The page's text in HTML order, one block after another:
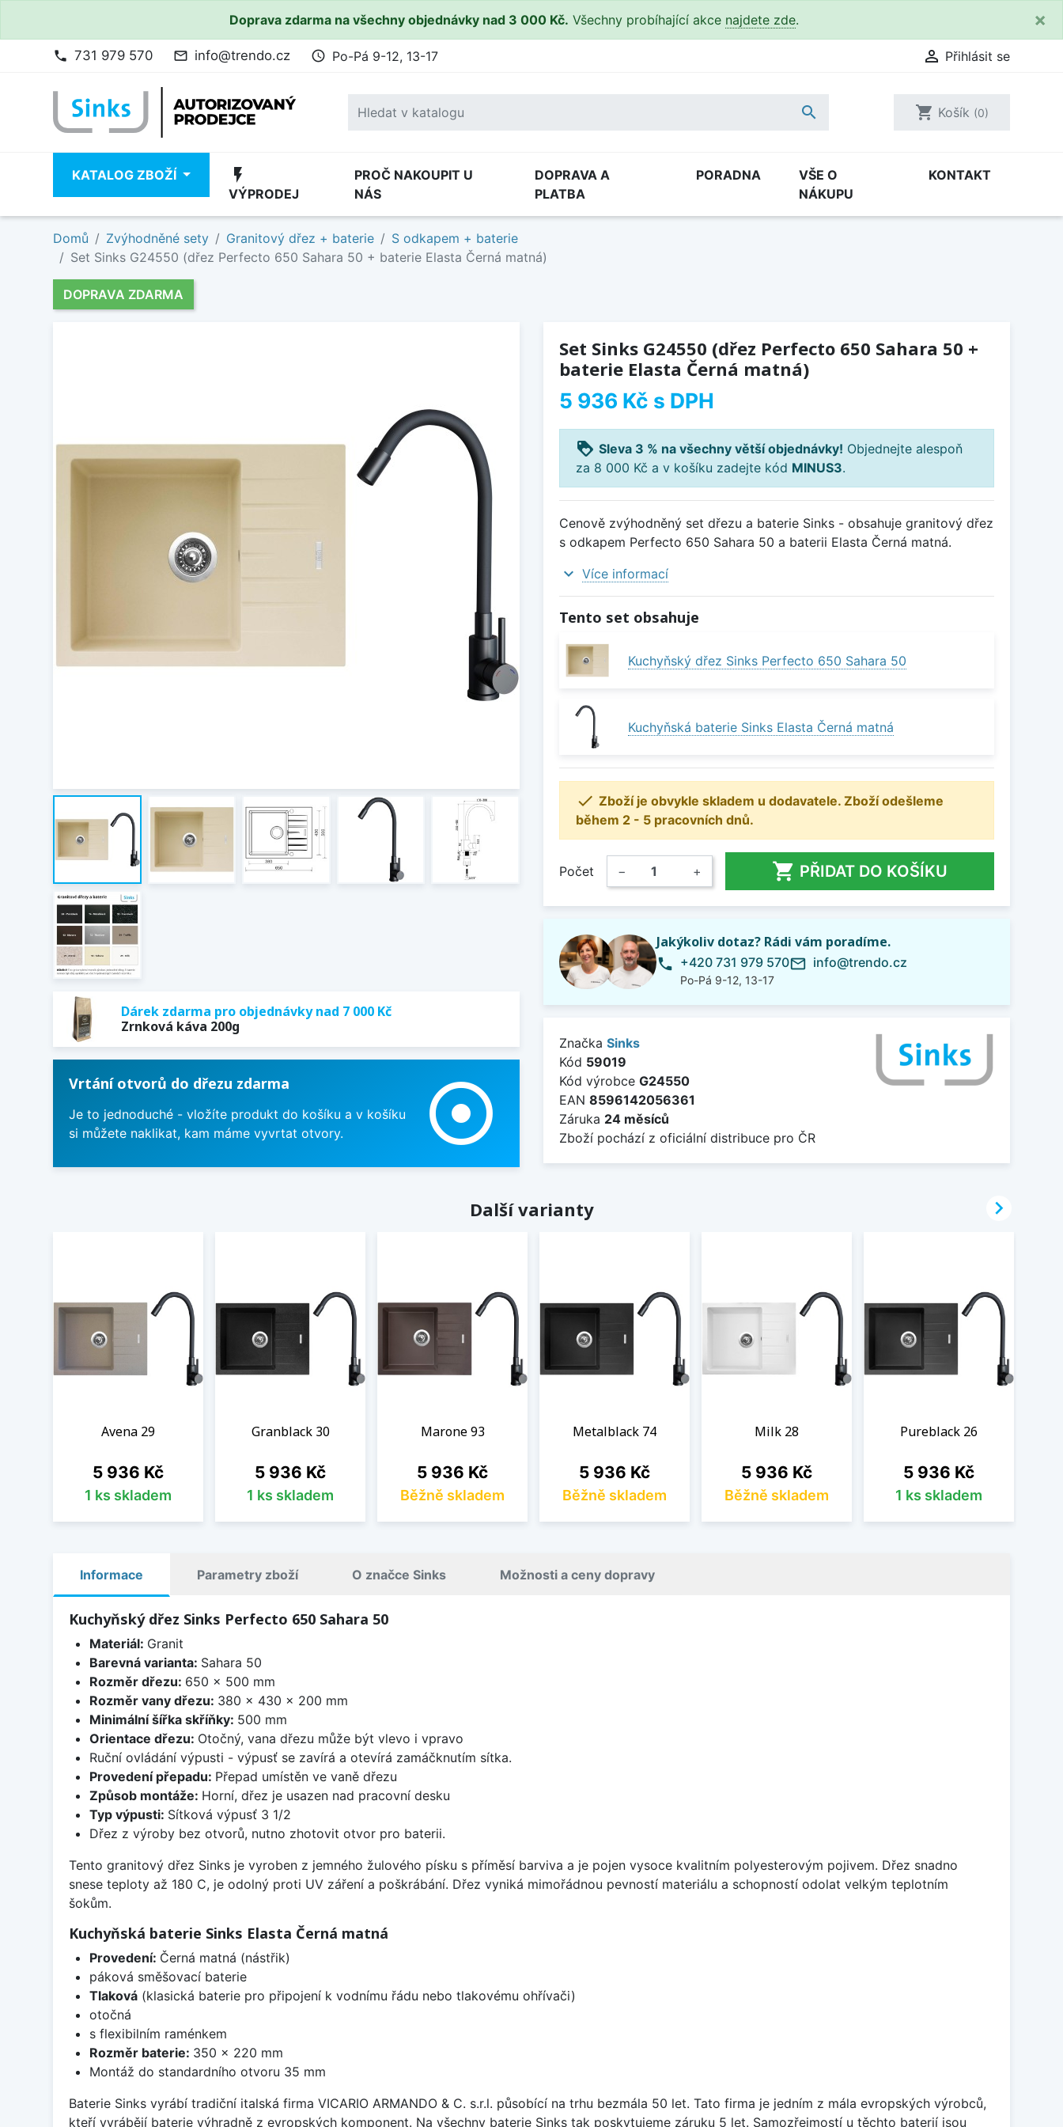
Doprava zdarma na všechny objednávky nad 3 000 Kč. Všechny probíhající akce najdete zde. ×
phone 731 979 570 mail_outline info@trendo.cz access_time Po-Pá 9-12, 13-17  Přihlásit se
 shopping_cart Košík (0)
KATALOG ZBOŽÍ flash_on
VÝPRODEJ
PROČ NAKOUPIT U
NÁS
DOPRAVA A
PLATBA
PORADNA
VŠE O
NÁKUPU
KONTAKT
Domů Zvýhodněné sety Granitový dřez + baterie
S odkapem + baterie
Set Sinks G24550 (dřez Perfecto 650 Sahara 50 + baterie Elasta Černá matná)
DOPRAVA ZDARMA
Dárek zdarma pro objednávky nad 7 000 Kč
Zrnková káva 200g
Vrtání otvorů do dřezu zdarma
Je to jednoduché - vložíte produkt do košíku a v košíku
si můžete naklikat, kam máme vyvrtat otvory.
adjust
Set Sinks G24550 (dřez Perfecto 650 Sahara 50 +
baterie Elasta Černá matná)
5 936 Kč s DPH
loyalty Sleva 3 % na všechny větší objednávky! Objednejte alespoň
za 8 000 Kč a v košíku zadejte kód MINUS3.
Cenově zvýhodněný set dřezu a baterie Sinks - obsahuje granitový dřez
s odkapem Perfecto 650 Sahara 50 a baterii Elasta Černá matná.
expand_more Více informací
Tento set obsahuje
Kuchyňský dřez Sinks Perfecto 650 Sahara 50
Kuchyňská baterie Sinks Elasta Černá matná
 Zboží je obvykle skladem u dodavatele. Zboží odešleme
během 2 - 5 pracovních dnů.
Počet − +  PŘIDAT DO KOŠÍKU
Jakýkoliv dotaz? Rádi vám poradíme.
phone +420 731 979 570
Po-Pá 9-12, 13-17
mail_outline info@trendo.cz
Značka Sinks
Kód 59019
Kód výrobce G24550
EAN 8596142056361
Záruka 24 měsíců
Zboží pochází z oficiální distribuce pro ČR
Další varianty
Avena 29
Cena
5 936 Kč
1 ks skladem
Granblack 30
Cena
5 936 Kč
1 ks skladem
Marone 93
Cena
5 936 Kč
Běžně skladem
Metalblack 74
Cena
5 936 Kč
Běžně skladem
Milk 28
Cena
5 936 Kč
Běžně skladem
Pureblack 26
Cena
5 936 Kč
1 ks skladem

Informace Parametry zboží O značce Sinks Možnosti a ceny dopravy
Kuchyňský dřez Sinks Perfecto 650 Sahara 50
Materiál: Granit
Barevná varianta: Sahara 50
Rozměr dřezu: 650 x 500 mm
Rozměr vany dřezu: 380 x 430 x 200 mm
Minimální šířka skříňky: 500 mm
Orientace dřezu: Otočný, vana dřezu může být vlevo i vpravo
Ruční ovládání výpusti - výpusť se zavírá a otevírá zamáčknutím sítka.
Provedení přepadu: Přepad umístěn ve vaně dřezu
Způsob montáže: Horní, dřez je usazen nad pracovní desku
Typ výpusti: Sítková výpusť 3 1/2
Dřez z výroby bez otvorů, nutno zhotovit otvor pro baterii.
Tento granitový dřez Sinks je vyroben z jemného žulového písku s příměsí barviva a je pojen vysoce kvalitním polyesterovým pojivem. Dřez snadno
snese teploty až 180 C, je odolný proti UV záření a poškrábání. Dřez vyniká mimořádnou pevností materiálu a schopností odolat velkým teplotním
šokům.
Kuchyňská baterie Sinks Elasta Černá matná
Provedení: Černá matná (nástřik)
páková směšovací baterie
Tlaková(klasická baterie pro připojení k vodnímu řádu nebo tlakovému ohřívači)
otočná
s flexibilním raménkem
Rozměr baterie: 350 x 220 mm
Montáž do standardního otvoru 35 mm
Baterie Sinks vyrábí tradiční italská firma VICARIO ARMANDO & C. s.r.l. působící na trhu bezmála 50 let. Tato firma je jedním z mála evropských výrobců,
kteří vyrábějí baterie výhradně z evropských komponent. Na všechny baterie Sinks tak poskytujeme záruku 5 let. Samozřejmostí u těchto baterií jsou